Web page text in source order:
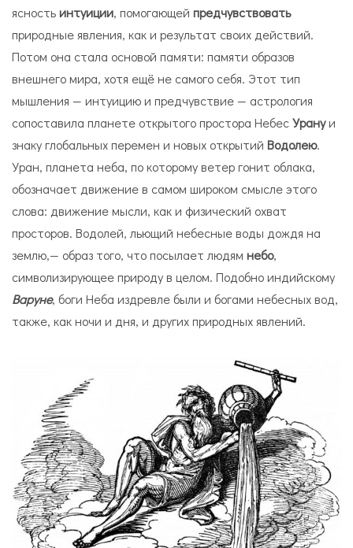
ясностьинтуиции, помогающей предчувствовать
природные явления, как и результат своих действий.
Потом она стала основой памяти: памяти образов
внешнего мира, хотя ещё не самого себя. Этот тип
мышления — интуицию и предчувствие — астрология
сопоставила планете открытого простора НебесУрануи
знаку глобальных перемен и новых открытий Водолею.
Уран, планета неба, по которому ветер гонит облака,
обозначает движение в самом широком смысле этого
слова: движение мысли, как и физический охват
просторов. Водолей, льющий небесные воды дождя на
землю,— образ того, что посылает людям небо,
символизирующее природу в целом. Подобно индийскому
Варуне, боги Неба издревле были и богами небесных вод,
также, как ночи и дня, и других природных явлений.